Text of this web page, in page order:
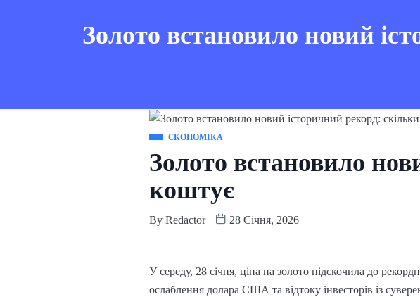
Золото встановило новий
ЄКОНОМІКА
Золото встановило
коштує
By Redactor 28 Січня, 2026
У середу, 28 січня, ціна на золото підскочила до
ослаблення долара США та відтоку інвесторів із